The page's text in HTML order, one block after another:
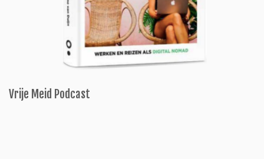
Vrije Meid Podcast